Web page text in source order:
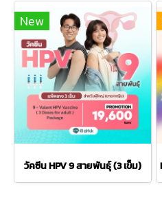
New
วัคซีน HPV 9 สายพันธุ์ (3 เข็ม)